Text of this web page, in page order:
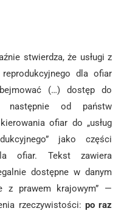
stwierdza, że usługi z
dla ofiar
(…) dostęp do
następnie od państw
ofiar do „usług
jako części
ofiar. Tekst zawiera
dostępne w danym
z prawem krajowym” —
rzeczywistości: po raz